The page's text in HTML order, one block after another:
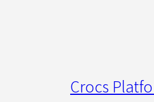
Crocs